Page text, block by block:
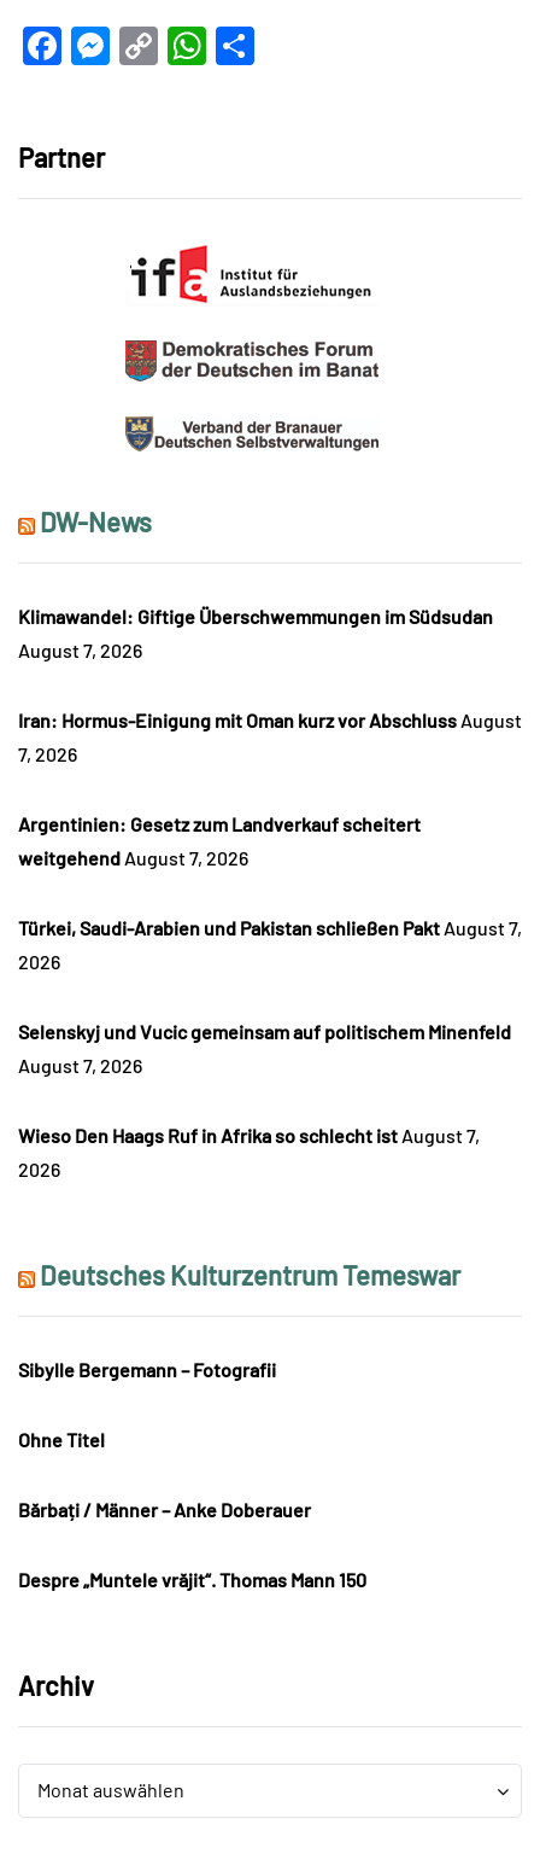
Facebook
Messenger
CopyWhatsApp
Partner
DW-News
Klimawandel: Giftige Überschwemmungen im Südsudan
August 7, 2026
Iran: Hormus-Einigung mit Oman kurz vor Abschluss August
7, 2026
Argentinien: Gesetz zum Landverkauf scheitert
weitgehend August 7, 2026
Türkei, Saudi-Arabien und Pakistan schließen Pakt August 7,
2026
Selenskyj und Vucic gemeinsam auf politischem Minenfeld
August 7, 2026
Wieso Den Haags Ruf in Afrika so schlecht ist August 7,
2026
Deutsches Kulturzentrum Temeswar
Sibylle Bergemann – Fotografii
Ohne Titel
Bărbați / Männer – Anke Doberauer
Despre „Muntele vrăjit“. Thomas Mann 150
Archiv
Archiv
Monat auswählen
Archiv